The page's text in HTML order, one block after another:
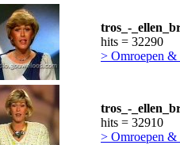
tros_-
hits = 32290
> Omroepen &
tros_-
hits = 32910
> Omroepen &